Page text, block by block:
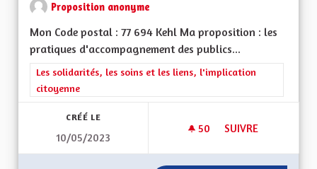
Proposition anonyme
Mon Code postal : 77 694 Kehl Ma proposition : les
pratiques d'accompagnement des publics...
Filtrer les résultats de la catégorie : Les solidarités, les soins
Les solidarités, les soins et les liens, l'implication
citoyenne
CRÉÉ LE
10/05/2023
50 50 ABONNÉS
SUIVRE